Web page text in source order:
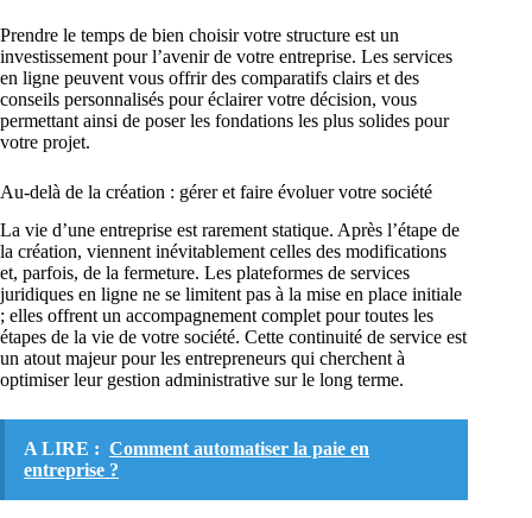
Prendre le temps de bien choisir votre structure est un
investissement pour l’avenir de votre entreprise. Les services
en ligne peuvent vous offrir des comparatifs clairs et des
conseils personnalisés pour éclairer votre décision, vous
permettant ainsi de poser les fondations les plus solides pour
votre projet.
Au-delà de la création : gérer et faire évoluer votre société
La vie d’une entreprise est rarement statique. Après l’étape de
la création, viennent inévitablement celles des modifications
et, parfois, de la fermeture. Les plateformes de services
juridiques en ligne ne se limitent pas à la mise en place initiale
; elles offrent un accompagnement complet pour toutes les
étapes de la vie de votre société. Cette continuité de service est
un atout majeur pour les entrepreneurs qui cherchent à
optimiser leur gestion administrative sur le long terme.
A LIRE : Comment automatiser la paie en
entreprise ?